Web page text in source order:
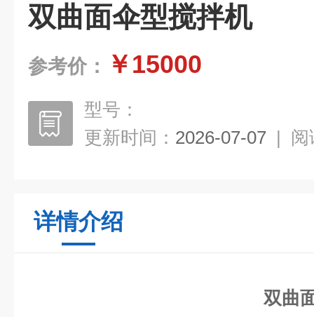
双曲面伞型搅拌机
参考价： ￥15000
型号：
更新时间： 2026-07-07 | 阅
详情介绍
双曲